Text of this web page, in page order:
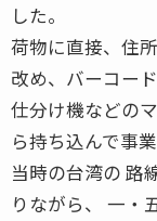
した。
荷物に直接、住
改め、バーコー
仕分け機などの
ら持ち込んで事
当時の台湾の 路
りながら、 一・